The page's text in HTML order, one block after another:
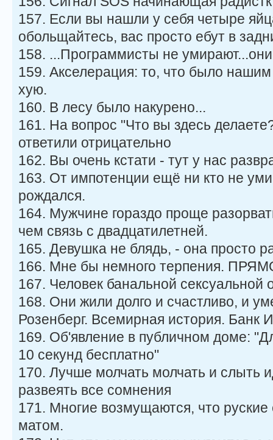
157. Если вы нашли у себя четыре
обольщайтесь, вас просто ебут в
158. ...Программисты не
159. Акселерация: то, что было
хую.
160. В лесу было накурено...
161. На вопрос "Что вы здесь
ответили отрицательно
162. Вы очень кстати - тут у нас
163. От импотенции ещё ни кто не
рождался.
164. Мужчине гораздо проще
чем связь с двадцатилетней.
165. Девушка не блядь, - она просто
166. Мне бы немного терпения.
167. Человек банальной сексуальной
168. Они жили долго и счастливо, и
Розенберг. Всемирная история. Банк
169. Об'явление в публичном доме:
10 секунд бесплатно"
170. Лучше молчать молчать и слыть
развеять все сомнения
171. Многие возмущаются, что
матом.